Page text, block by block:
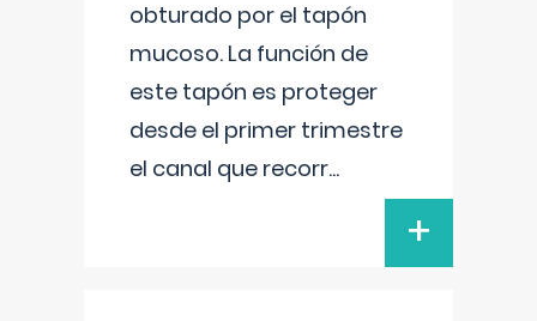
obturado por el tapón
mucoso. La función de
este tapón es proteger
desde el primer trimestre
el canal que recorr...
+